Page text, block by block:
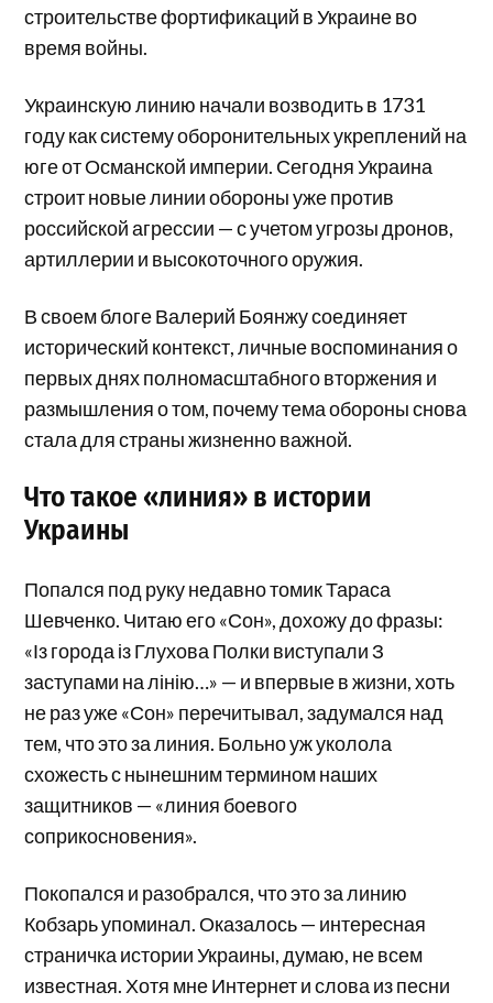
строительстве фортификаций в Украине во
время войны.
Украинскую линию начали возводить в 1731
году как систему оборонительных укреплений на
юге от Османской империи. Сегодня Украина
строит новые линии обороны уже против
российской агрессии — с учетом угрозы дронов,
артиллерии и высокоточного оружия.
В своем блоге Валерий Боянжу соединяет
исторический контекст, личные воспоминания о
первых днях полномасштабного вторжения и
размышления о том, почему тема обороны снова
стала для страны жизненно важной.
Что такое «линия» в истории
Украины
Попался под руку недавно томик Тараса
Шевченко. Читаю его «Сон», дохожу до фразы:
«Із города із Глухова Полки виступали З
заступами на лінію…» — и впервые в жизни, хоть
не раз уже «Сон» перечитывал, задумался над
тем, что это за линия. Больно уж уколола
схожесть с нынешним термином наших
защитников — «линия боевого
соприкосновения».
Покопался и разобрался, что это за линию
Кобзарь упоминал. Оказалось — интересная
страничка истории Украины, думаю, не всем
известная. Хотя мне Интернет и слова из песни